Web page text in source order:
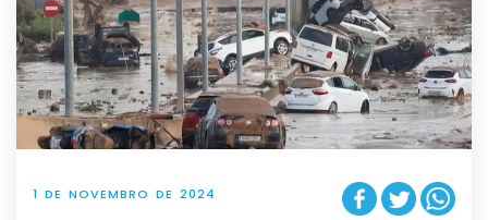
1 DE NOVEMBRO DE 2024